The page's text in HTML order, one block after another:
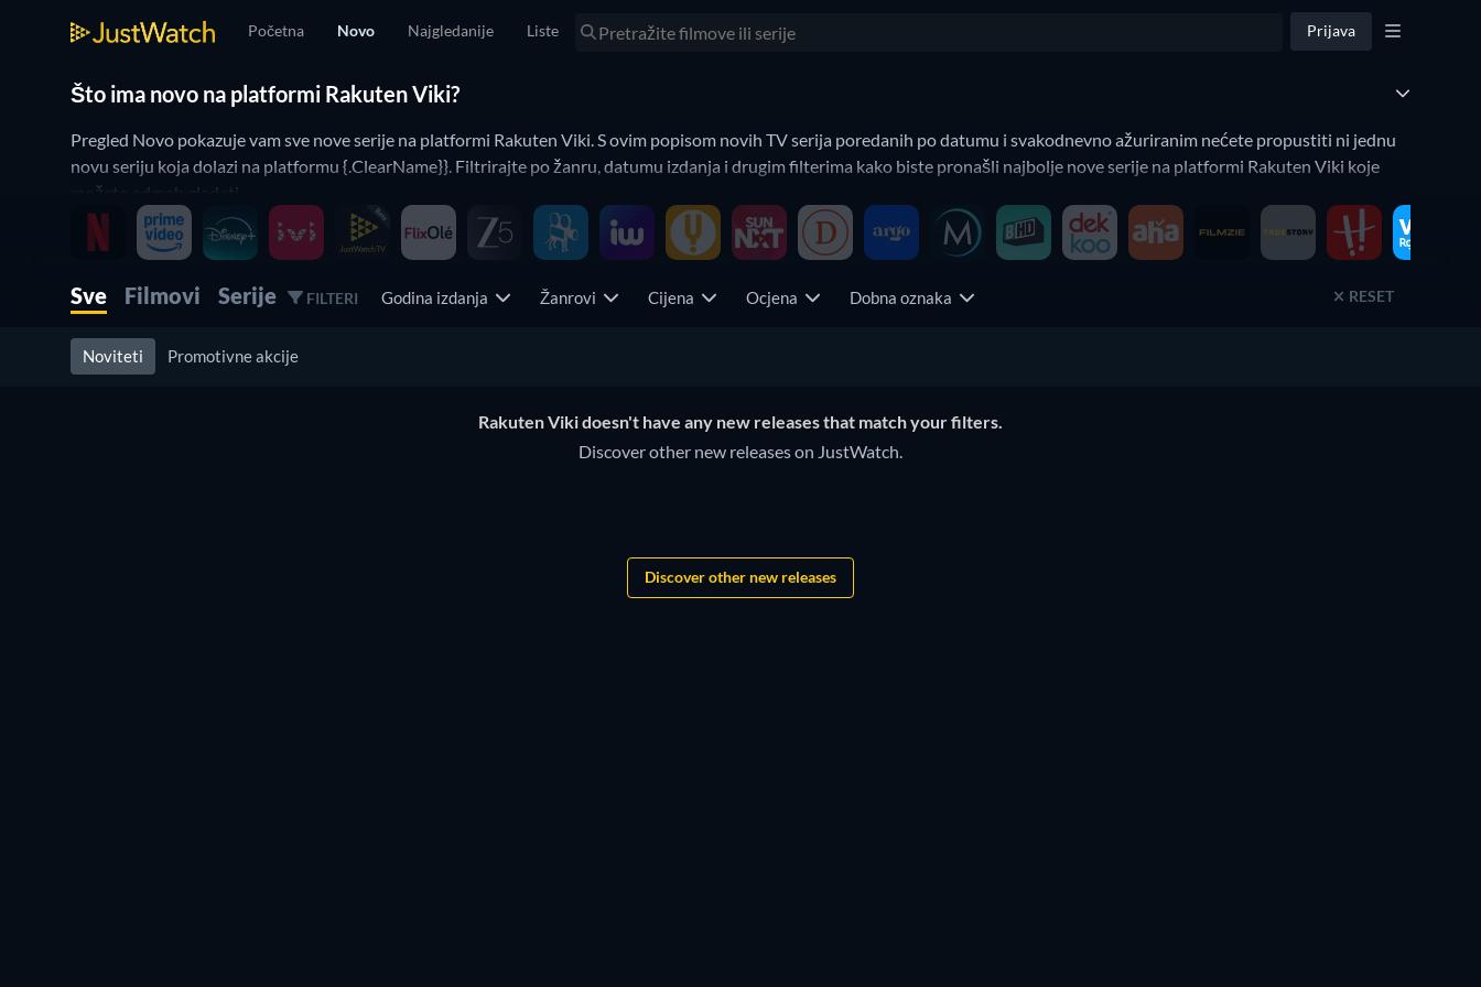
Početna Novo Najgledanije Liste Prijava
Što ima novo na platformi Rakuten Viki?
Pregled Novo pokazuje vam sve nove serije na platformi Rakuten Viki. S ovim popisom novih TV serija poredanih po datumu i svakodnevno ažuriranim nećete propustiti ni jednu
novu seriju koja dolazi na platformu {.ClearName}}. Filtrirajte po žanru, datumu izdanja i drugim filterima kako biste pronašli najbolje nove serije na platformi Rakuten Viki koje
možete odmah gledati.
Filter Watchbar uključen na pregledu Novo
Jednim klikom na gumb Reset opet ćete vidjeti cijeli sadržaj. Watchbar automatski sprema vaše postavke filtera u pregledu Novo (gdje se trenutno nalazite). Isto vrijedi i na
pregledima Najgledanije i Pretraživanje.
Ovako možete prilagoditi JustWatch svojim interesima. Na primjer, možete pregledavati samo sadržaj svog omiljenog pružatelja usluga, godinu izlaska ili žanrove.
Sve Filmovi Serije FILTERI Godina izdanja Žanrovi Cijena Ocjena Dobna oznaka RESET
Noviteti Promotivne akcije
Rakuten Viki doesn't have any new releases that match your filters.
Discover other new releases on JustWatch.
Discover other new releases